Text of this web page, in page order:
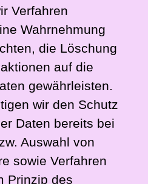
Verfahren
Wahrnehmung
die Löschung
auf die
gewährleisten.
wir den Schutz
Daten bereits bei
Auswahl von
sowie Verfahren
Prinzip des